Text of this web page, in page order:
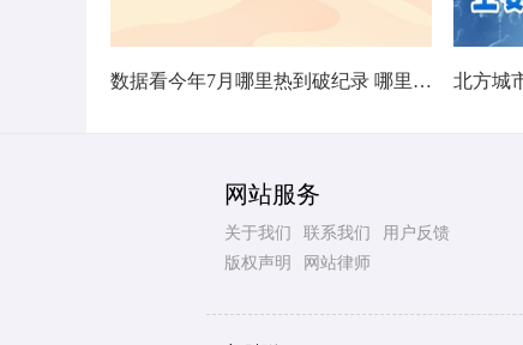
数据看今年7月哪里热到破纪录 哪里暑热连轴转
网站服务
关于我们 联系我们
用户反馈
版权声明
网站律师